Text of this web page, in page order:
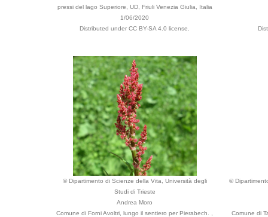
pressi del lago Superiore, UD, Friuli Venezia Giulia, Italia
1/06/2020
Distributed under CC BY-SA 4.0 license.
© Dipartimento di Scienze della Vita, Università degli
Studi di Trieste
Andrea Moro
Comune di Forni Avoltri, lungo il sentiero per Pierabech. ,
©
Comune di